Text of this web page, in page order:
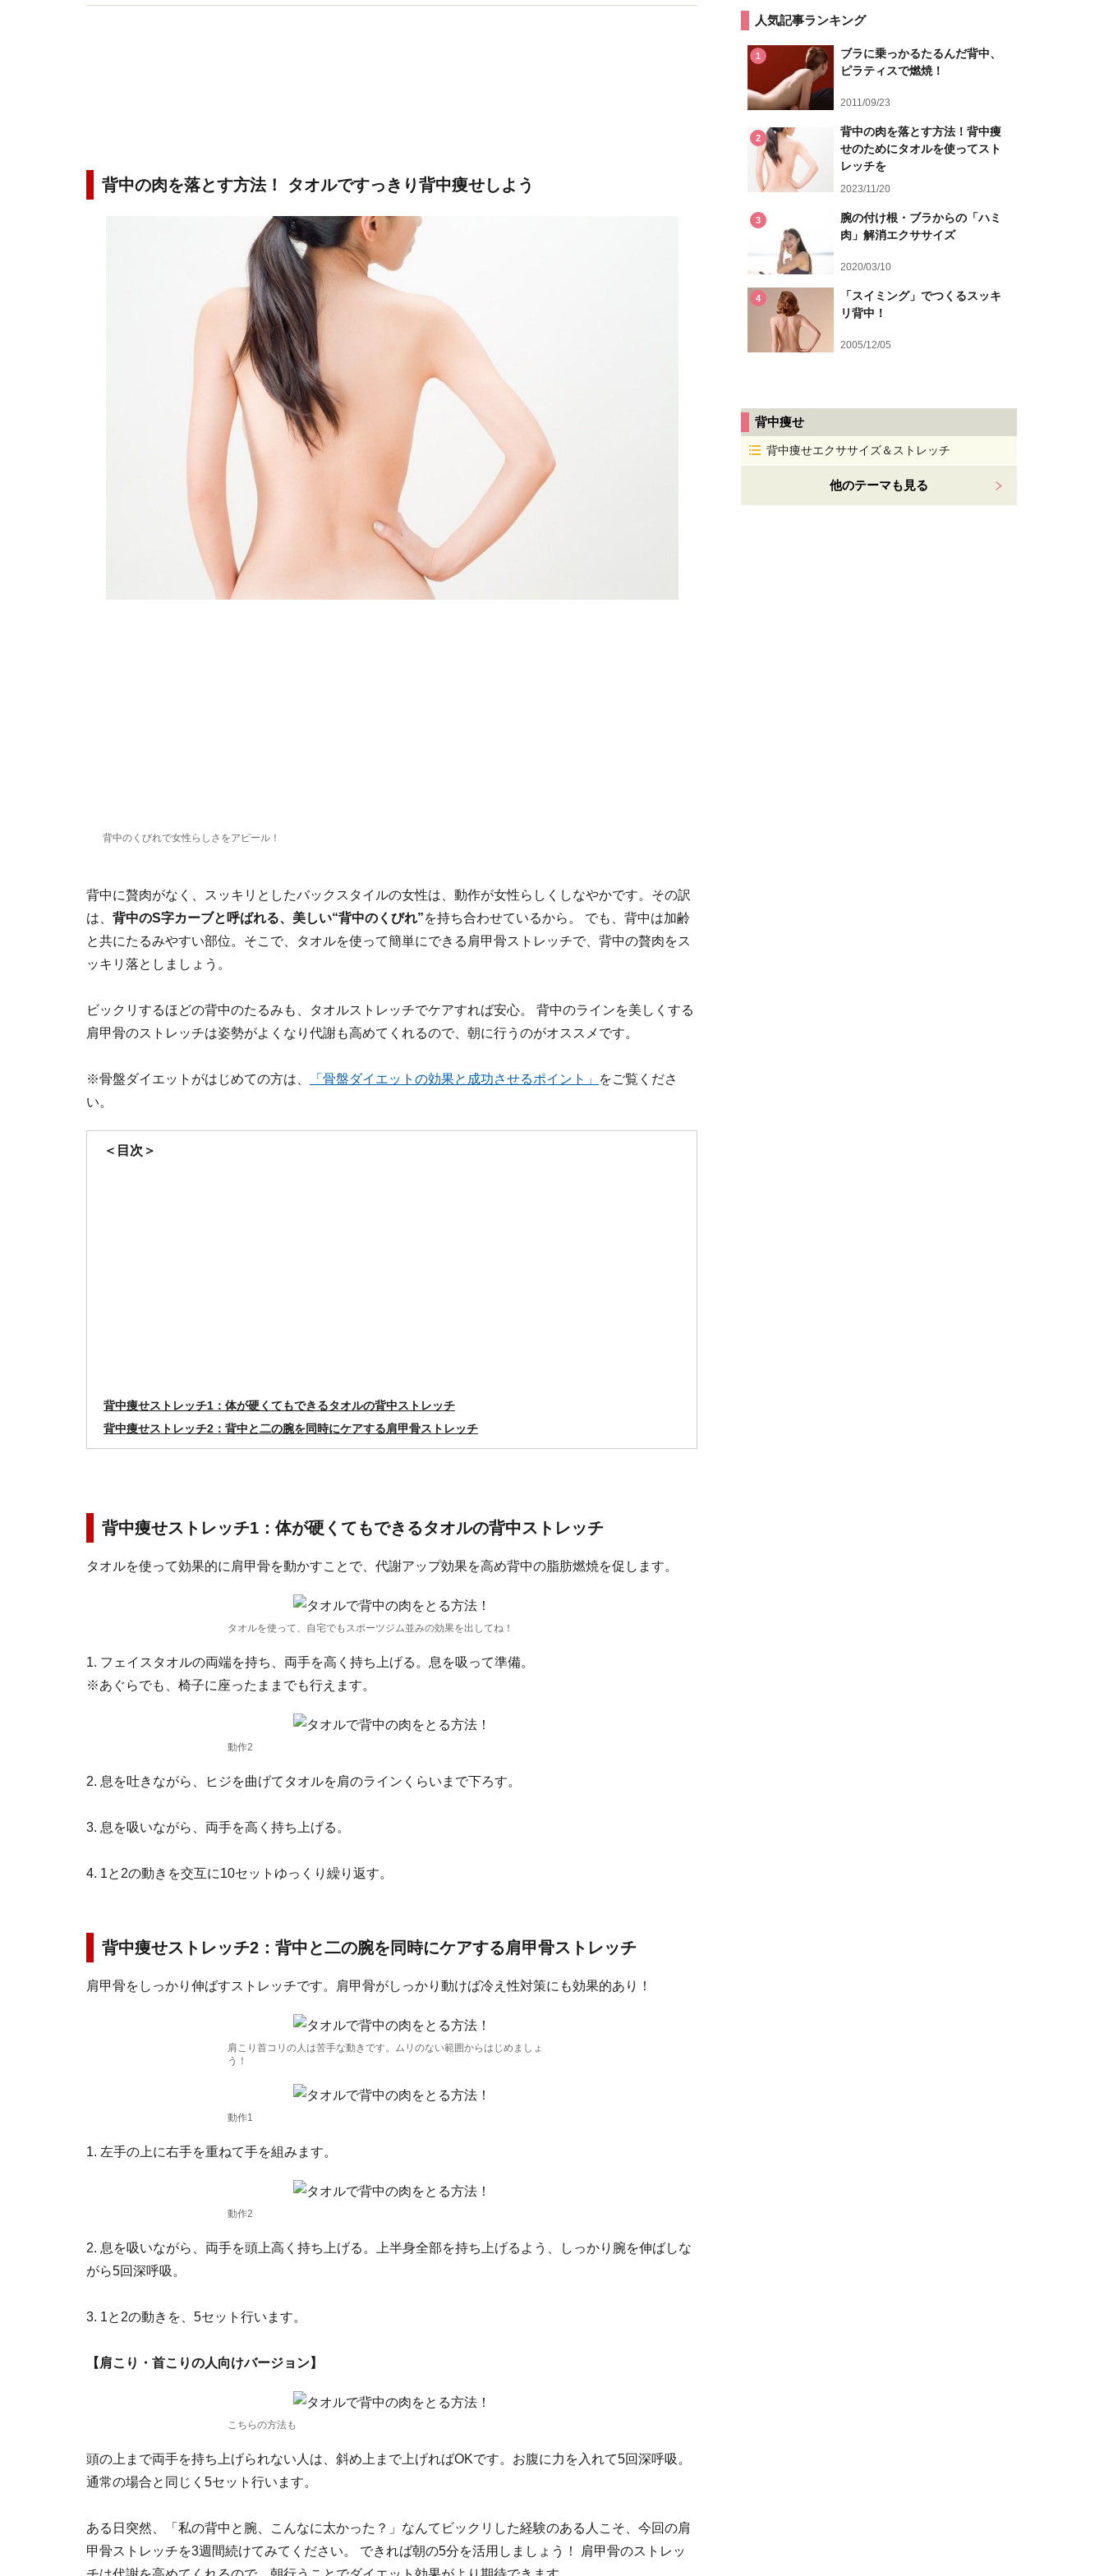
監修をはじめ、ラジオレギュラー、産婦人科医院での指導など多方面で活躍中。
背中の肉を落とす方法！ タオルですっきり背中痩せしよう
背中のくびれで女性らしさをアピール！
背中に贅肉がなく、スッキリとしたバックスタイルの女性は、動作が女性らしくしなやかです。その訳
は、 背中のS字カーブと呼ばれる、美しい“背中のくびれ”を持ち合わせているから。 でも、背中は加齢
と共にたるみやすい部位。そこで、タオルを使って簡単にできる肩甲骨ストレッチで、背中の贅肉をス
ッキリ落としましょう。
ビックリするほどの背中のたるみも、タオルストレッチでケアすれば安心。 背中のラインを美しくする
肩甲骨のストレッチは姿勢がよくなり代謝も高めてくれるので、朝に行うのがオススメです。
※骨盤ダイエットがはじめての方は、 「骨盤ダイエットの効果と成功させるポイント」
をご覧くださ
い。
＜目次＞
背中痩せストレッチ1：体が硬くてもできるタオルの背中ストレッチ
背中痩せストレッチ2：背中と二の腕を同時にケアする肩甲骨ストレッチ
背中痩せストレッチ1：体が硬くてもできるタオルの背中ストレッチ
タオルを使って効果的に肩甲骨を動かすことで、代謝アップ効果を高め背中の脂肪燃焼を促します。
タオルを使って、自宅でもスポーツジム並みの効果を出してね！
1. フェイスタオルの両端を持ち、両手を高く持ち上げる。息を吸って準備。
※あぐらでも、椅子に座ったままでも行えます。
動作2
2. 息を吐きながら、ヒジを曲げてタオルを肩のラインくらいまで下ろす。
3. 息を吸いながら、両手を高く持ち上げる。
4. 1と2の動きを交互に10セットゆっくり繰り返す。
背中痩せストレッチ2：背中と二の腕を同時にケアする肩甲骨ストレッチ
肩甲骨をしっかり伸ばすストレッチです。肩甲骨がしっかり動けば冷え性対策にも効果的あり！
肩こり首コリの人は苦手な動きです。ムリのない範囲からはじめましょ
う！
動作1
1. 左手の上に右手を重ねて手を組みます。
動作2
2. 息を吸いながら、両手を頭上高く持ち上げる。上半身全部を持ち上げるよう、しっかり腕を伸ばしな
がら5回深呼吸。
3. 1と2の動きを、5セット行います。
【肩こり・首こりの人向けバージョン】
こちらの方法も
頭の上まで両手を持ち上げられない人は、斜め上まで上げればOKです。お腹に力を入れて5回深呼吸。
通常の場合と同じく5セット行います。
ある日突然、「私の背中と腕、こんなに太かった？」なんてビックリした経験のある人こそ、今回の肩
甲骨ストレッチを3週間続けてみてください。 できれば朝の5分を活用しましょう！ 肩甲骨のストレッ
人気記事ランキング
1
ブラに乗っかるたるんだ背中、
ピラティスで燃焼！
2011/09/23
2
背中の肉を落とす方法！背中痩
せのためにタオルを使ってスト
レッチを
2023/11/20
3
腕の付け根・ブラからの「ハミ
肉」解消エクササイズ
2020/03/10
4
「スイミング」でつくるスッキ
リ背中！
2005/12/05
背中痩せ
背中痩せエクササイズ＆ストレッチ
他のテーマも見る